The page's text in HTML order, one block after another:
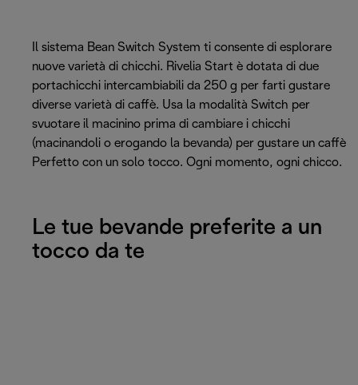
Il sistema Bean Switch System ti consente di esplorare
nuove varietà di chicchi. Rivelia Start è dotata di due
portachicchi intercambiabili da 250 g per farti gustare
diverse varietà di caffè. Usa la modalità Switch per
svuotare il macinino prima di cambiare i chicchi
(macinandoli o erogando la bevanda) per gustare un caffè
Perfetto con un solo tocco. Ogni momento, ogni chicco.
Le tue bevande preferite a un
tocco da te